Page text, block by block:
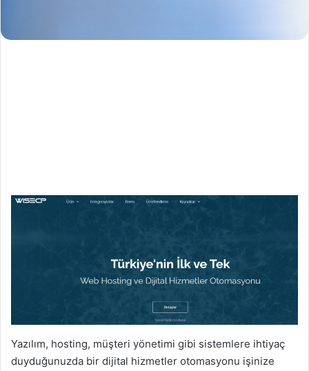
Yazılım, hosting, müşteri yönetimi gibi sistemlere ihtiyaç
duyduğunuzda bir dijital hizmetler otomasyonu işinize